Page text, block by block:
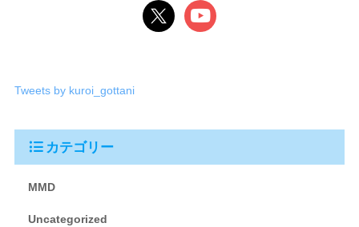
Tweets by kuroi_gottani
カテゴリー
MMD
Uncategorized